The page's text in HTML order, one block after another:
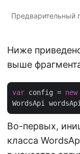
Предварительный
Ниже
выше
var config = new
WordsApi
Во-первых,
класса